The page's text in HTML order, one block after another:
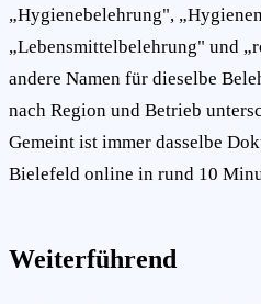
„Hygienebelehrung",
„Lebensmittelbelehrung" und
andere Namen für dieselbe
nach Region und Betrieb
Gemeint ist immer dasselbe
Bielefeld online in rund 10
Weiterführend